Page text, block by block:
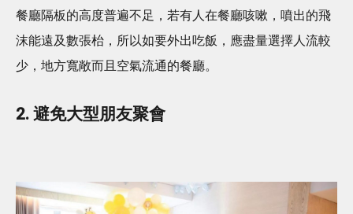
餐廳隔板的高度普遍不足，若有人在餐廳咳嗽，噴出的飛
沫能遠及數張枱，所以如要外出吃飯，應盡量選擇人流較
少，地方寬敞而且空氣流通的餐廳。
2. 避免大型朋友聚會